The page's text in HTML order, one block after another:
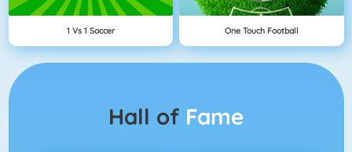
1 Vs 1 Soccer One Touch Football
Hall of Fame